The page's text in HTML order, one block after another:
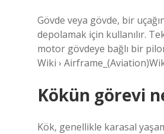
Gövde veya gövde, bir
depolamak için kullanılır.
motor gövdeye bağlı bir
Wiki ›
Kökün görevi
Kök, genellikle karasal